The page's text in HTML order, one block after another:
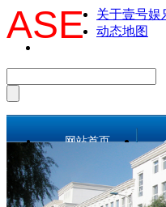
ASE
关于壹号娱
动态地图
网站首页